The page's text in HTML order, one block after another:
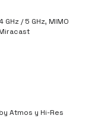
/ 5 GHz, MIMO
Atmos y Hi-Res